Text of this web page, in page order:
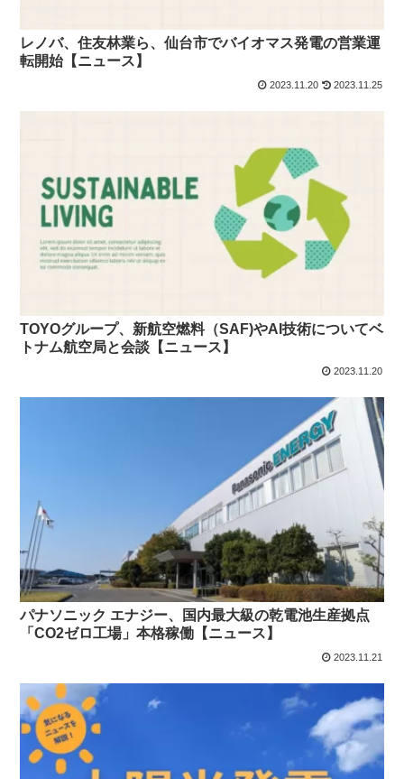
レノバ、住友林業ら、仙台市でバイオマス発電の営業運
転開始【ニュース】
2023.11.20 2023.11.25
TOYOグループ、新航空燃料（SAF)やAI技術についてベ
トナム航空局と会談【ニュース】
2023.11.20
パナソニック エナジー、国内最大級の乾電池生産拠点
「CO2ゼロ工場」本格稼働【ニュース】
2023.11.21